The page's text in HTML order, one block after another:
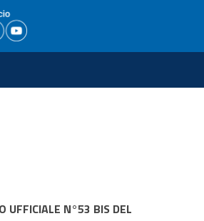
UFFICIALE N°53 BIS DEL